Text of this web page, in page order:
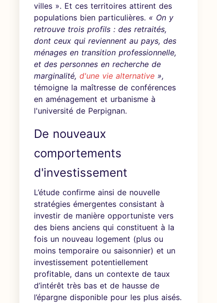
villes ». Et ces territoires attirent des
populations bien particulières. « On y
retrouve trois profils : des retraités,
dont ceux qui reviennent au pays, des
ménages en transition professionnelle,
et des personnes en recherche de
marginalité,d'une vie alternative »,
témoigne la maîtresse de conférences
en aménagement et urbanisme à
l'université de Perpignan.
De nouveaux
comportements
d'investissement
L’étude confirme ainsi de nouvelle
stratégies émergentes consistant à
investir de manière opportuniste vers
des biens anciens qui constituent à la
fois un nouveau logement (plus ou
moins temporaire ou saisonnier) et un
investissement potentiellement
profitable, dans un contexte de taux
d’intérêt très bas et de hausse de
l’épargne disponible pour les plus aisés.